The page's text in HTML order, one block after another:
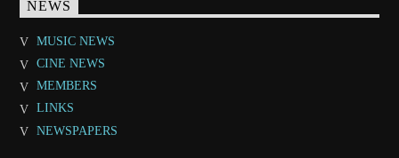
NEWS
MUSIC NEWS
CINE NEWS
MEMBERS
LINKS
NEWSPAPERS